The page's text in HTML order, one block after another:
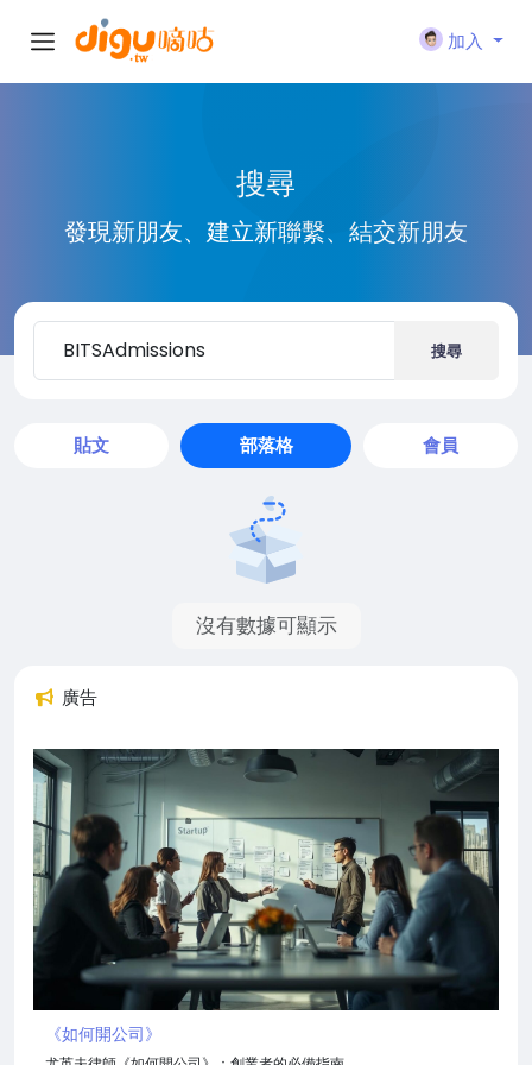
加入
搜尋
發現新朋友、建立新聯繫、結交新朋友
搜尋
貼文 部落格 會員
沒有數據可顯示
廣告
《如何開公司》